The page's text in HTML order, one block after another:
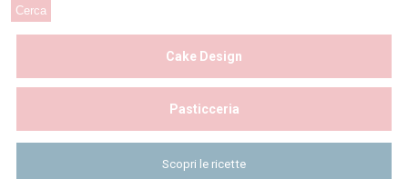
Cake Design
Pasticceria
Scopri le ricette